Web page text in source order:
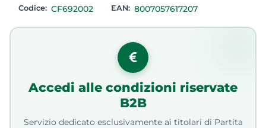
Codice: CF692002 EAN: 8007057617207
Accedi alle condizioni riservate
B2B
Servizio dedicato esclusivamente ai titolari di Partita